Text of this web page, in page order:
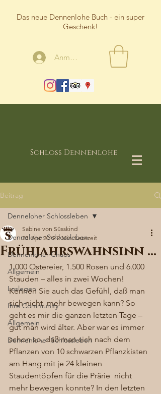
Das neue Dennenlohe Buch - ein super
Geschenk!
Anmelden
Schloss Dennenlohe
Beitrag
Denneloher Schlossleben
Dennenloher Chaos
Allgemein
Loslegen
Ihre Community
Allgemein
Dennenloher Schlossleben
Denneloher Schlossleben
Frühjahrswahnsinn …
Sabine von Süsskind
23. Apr. 2019 2 Min. Lesezeit
1.000 Ostereier, 1.500 Rosen und 6.000
Stauden – alles in zwei Wochen!
Kennen Sie auch das Gefühl, daß man
sich nicht. mehr bewegen kann? So
geht es mir die ganzen letzten Tage –
gut man wird älter. Aber war es immer
schon so, daß man sich nach dem
Pflanzen von 10 schwarzen Pflanzkisten
am Hang mit je 24 kleinen
Staudentöpfen für die Prärie  nicht
mehr bewegen konnte? In den letzten